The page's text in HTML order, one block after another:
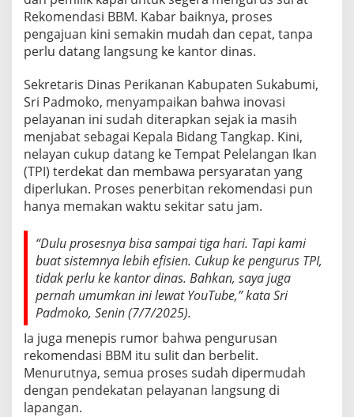
Rekomendasi BBM. Kabar baiknya, proses
pengajuan kini semakin mudah dan cepat, tanpa
perlu datang langsung ke kantor dinas.
Sekretaris Dinas Perikanan Kabupaten Sukabumi,
Sri Padmoko, menyampaikan bahwa inovasi
pelayanan ini sudah diterapkan sejak ia masih
menjabat sebagai Kepala Bidang Tangkap. Kini,
nelayan cukup datang ke Tempat Pelelangan Ikan
(TPI) terdekat dan membawa persyaratan yang
diperlukan. Proses penerbitan rekomendasi pun
hanya memakan waktu sekitar satu jam.
“Dulu prosesnya bisa sampai tiga hari. Tapi kami
buat sistemnya lebih efisien. Cukup ke pengurus TPI,
tidak perlu ke kantor dinas. Bahkan, saya juga
pernah umumkan ini lewat YouTube,” kata Sri
Padmoko, Senin (7/7/2025).
Ia juga menepis rumor bahwa pengurusan
rekomendasi BBM itu sulit dan berbelit.
Menurutnya, semua proses sudah dipermudah
dengan pendekatan pelayanan langsung di
lapangan.